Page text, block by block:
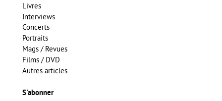
Livres
Interviews
Concerts
Portraits
Mags / Revues
Films / DVD
Autres articles
S'abonner